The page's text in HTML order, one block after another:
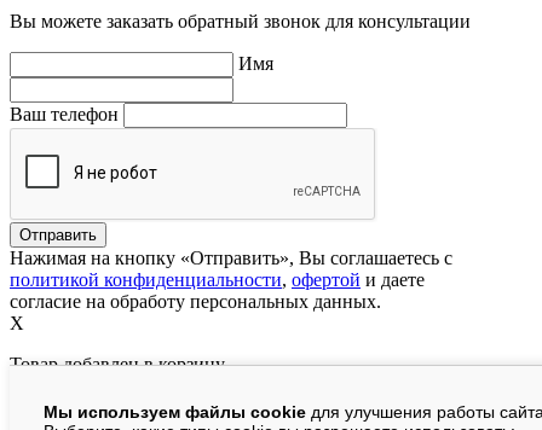
Мы используем файлы cookie для улучшения работы
Вы можете заказать обратный звонок для консультации
Имя
Ваш телефон
Нажимая на кнопку «Отправить», Вы соглашаетесь с
политикой конфиденциальности, офертой и даете
согласие на обработу персональных данных.
X
Товар добавлен в корзину